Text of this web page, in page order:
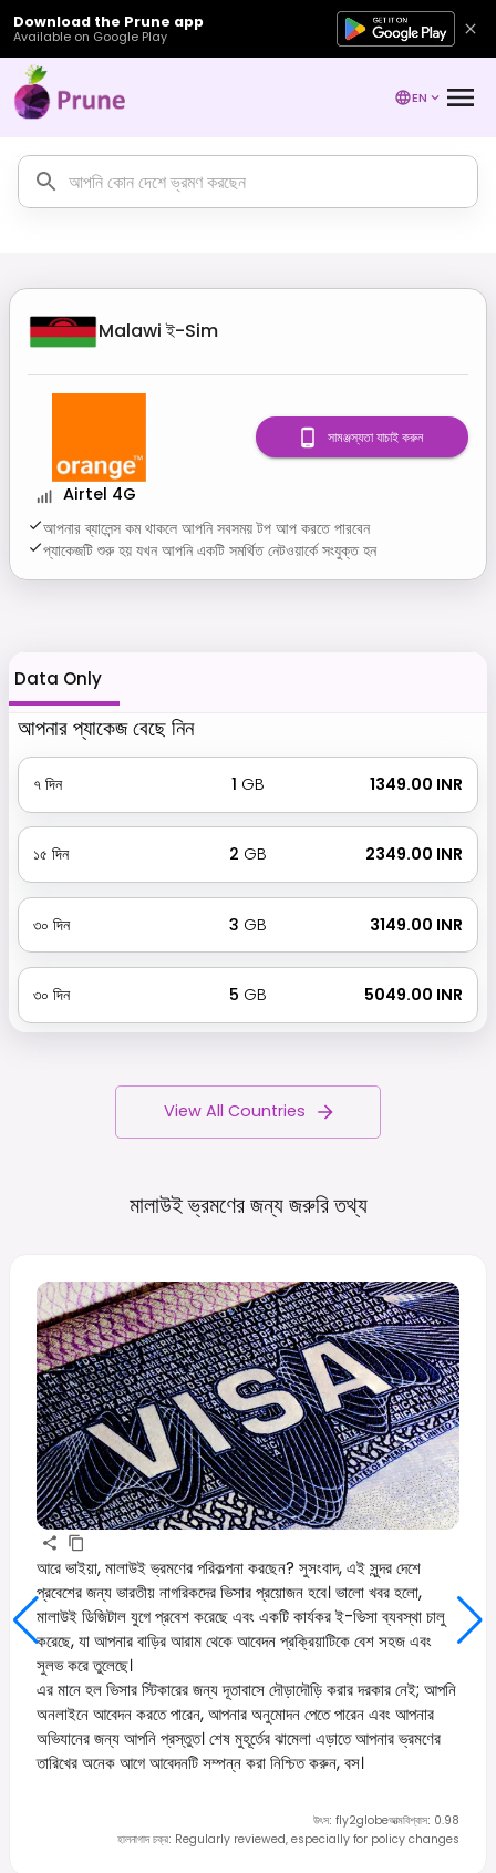
Download the Prune app
Available on Google Play
EN
Malawi ই-Sim
Airtel 4G
আপনার ব্যালেন্স কম থাকলে আপনি সবসময় টপ আপ করতে পারবেন
প্যাকেজটি শুরু হয় যখন আপনি একটি সমর্থিত নেটওয়ার্কে সংযুক্ত হন
সামঞ্জস্যতা যাচাই করুন
Data Only
আপনার প্যাকেজ বেছে নিন
৭ দিন 1 GB ₹ 1349.00 INR
১৫ দিন 2 GB ₹ 2349.00 INR
৩০ দিন 3 GB ₹ 3149.00 INR
৩০ দিন 5 GB ₹ 5049.00 INR
View All Countries
মালাউই ভ্রমণের জন্য জরুরিতথ্য
আরে ভাইয়া, মালাউই ভ্রমণের পরিকল্পনা করছেন? সুসংবাদ, এই সুন্দর দেশে
প্রবেশের জন্য ভারতীয় নাগরিকদের ভিসার প্রয়োজন হবে। ভালো খবর হলো,
মালাউই ডিজিটাল যুগে প্রবেশ করেছে এবং একটি কার্যকর ই-ভিসা ব্যবস্থা চালু
করেছে, যা আপনার বাড়ির আরাম থেকে আবেদন প্রক্রিয়াটিকে বেশ সহজ এবং
সুলভ করে তুলেছে।
এর মানে হল ভিসার স্টিকারের জন্য দূতাবাসে দৌড়াদৌড়ি করার দরকার নেই; আপনি
অনলাইনে আবেদন করতে পারেন, আপনার অনুমোদন পেতে পারেন এবং আপনার
অভিযানের জন্য আপনি প্রস্তুত। শেষ মুহূর্তের ঝামেলা এড়াতে আপনার ভ্রমণের
তারিখের অনেক আগে আবেদনটি সম্পন্ন করা নিশ্চিত করুন, বস।
উৎস: fly2globeআত্মবিশ্বাস: 0.98
হালনাগাদ চক্র: Regularly reviewed, especially for policy changes